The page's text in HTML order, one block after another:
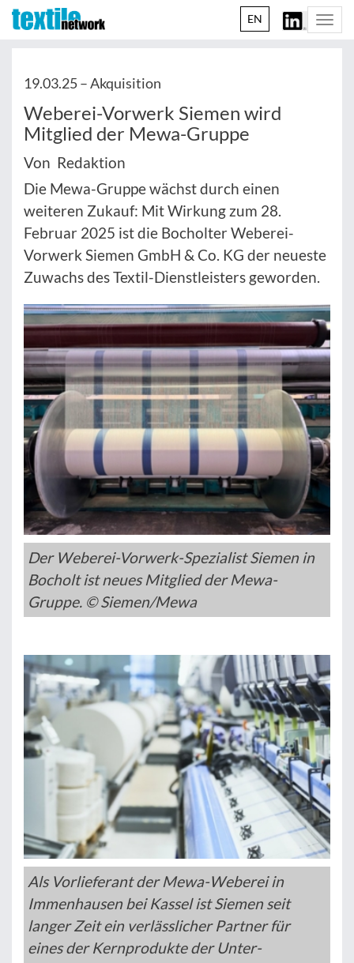
EN
19.03.25 –Akquisition
Weberei-Vorwerk Siemen wird
Mitglied der Mewa-Gruppe
Von Redaktion
Die Mewa-Gruppe wächst durch einen
weiteren Zukauf: Mit Wirkung zum 28.
Februar 2025 ist die Bocholter Weberei-
Vorwerk Siemen GmbH & Co. KG der neueste
Zuwachs des Textil-Dienstleisters geworden.
Der Weberei-Vorwerk-Spezialist Siemen in
Bocholt ist neues Mitglied der Mewa-
Gruppe. © Siemen/Mewa
Als Vorlieferant der Mewa-Weberei in
Immenhausen bei Kassel ist Siemen seit
langer Zeit ein verlässlicher Partner für
eines der Kernprodukte der Unter-